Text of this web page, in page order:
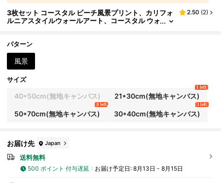
3枚セット コースタル ビーチ風景プリント、カリフォ
ルニアスタイルウォールアート、コースタル ウォ
ォールデコ、額縁なし
2.50 (2)
パターン
風景
サイズ
40*50cm(無地キャンバス) 21*30cm(無地キャンバス)
1 left
50*70cm(無地キャンバス)
8 left
30*40cm(無地キャンバス)
3 left
お届け先 Japan
送料無料
500 ポイント 付与遅延 お届け予定日: 8月13日 - 8月15日